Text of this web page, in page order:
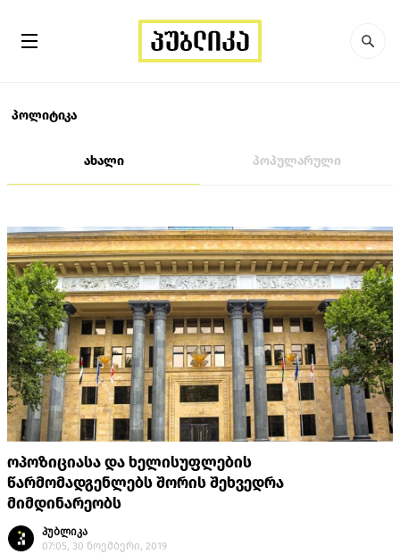
პოლიტიკა
ახალი პოპულარული
ოპოზიციასა და ხელისუფლების
წარმომადგენლებს შორის შეხვედრა
მიმდინარეობს
პუბლიკა
07:05, 30 ნოემბერი, 2019